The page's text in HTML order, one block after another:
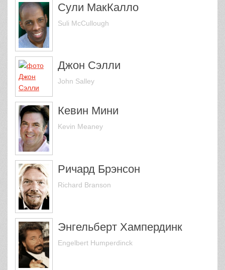
Сули МакКалло
Suli McCullough
Джон Сэлли
John Salley
Кевин Мини
Kevin Meaney
Ричард Брэнсон
Richard Branson
Энгельберт Хампердинк
Engelbert Humperdinck